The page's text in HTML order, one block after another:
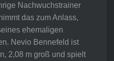
Nachwuchstrainer
das zum Anlass,
ehemaligen
Nevio Bennefeld ist
2,08 m groß und spielt